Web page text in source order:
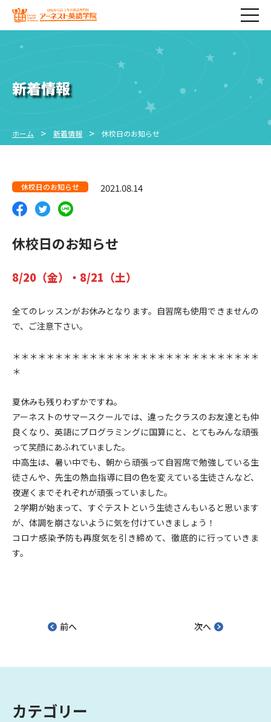
新着情報
ホーム 新着情報 休校日のお知らせ
休校日のお知らせ 2021.08.14
休校日のお知らせ
8/20（金）・8/21（土）
全てのレッスンがお休みとなります。自習席も使用できませんの
で、ご注意下さい。
＊＊＊＊＊＊＊＊＊＊＊＊＊＊＊＊＊＊＊＊＊＊＊＊＊＊＊＊＊
＊
夏休みも残りわずかですね。
アーネストのサマースクールでは、違ったクラスのお友達とも仲
良くなり、英語にプログラミングに国算にと、とてもみんな頑張
って笑顔にあふれていました。
中高生は、暑い中でも、朝から頑張って自習席で勉強している生
徒さんや、先生の熱血指導に目の色を変えている生徒さんなど、
夜遅くまでそれぞれが頑張っていました。
２学期が始まって、すぐテストという生徒さんもいると思います
が、体調を崩さないように気を付けていきましょう！
コロナ感染予防も再度気を引き締めて、徹底的に行っていきま
す。
前へ 次へ
カテゴリー